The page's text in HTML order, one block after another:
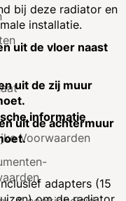
bij deze radiator en
installatie.
uit de vloer naast
uit de zij muur
uit de achtermuur
adapters (15
informatie
Voorwaarden